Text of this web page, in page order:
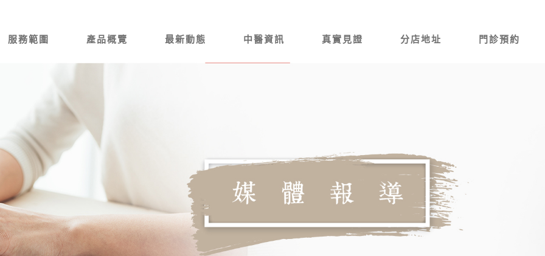
服務範圍 產品概覽 最新動態 中醫資訊 真實見證 分店地址 門診預約